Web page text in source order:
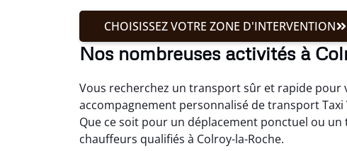
CHOISISSEZ VOTRE ZONE D'INTERVENTION
Nos nombreuses activités à
Vous recherchez un transport sûr et rapide pour
accompagnement personnalisé de transport Taxi
Que ce soit pour un déplacement ponctuel ou
chauffeurs qualifiés à Colroy-la-Roche.